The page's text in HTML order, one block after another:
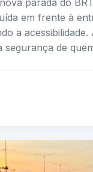
em frente à
a
de